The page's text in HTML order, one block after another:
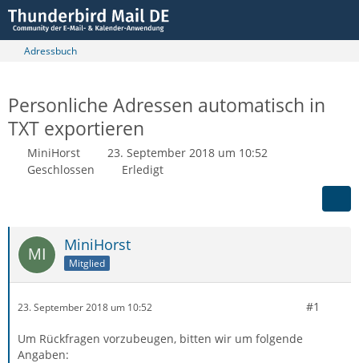
Adressbuch
Personliche Adressen automatisch in
TXT exportieren
MiniHorst
23. September 2018 um 10:52
Geschlossen
Erledigt
MiniHorst
Mitglied
23. September 2018 um 10:52 #1
Um Rückfragen vorzubeugen, bitten wir um folgende
Angaben: